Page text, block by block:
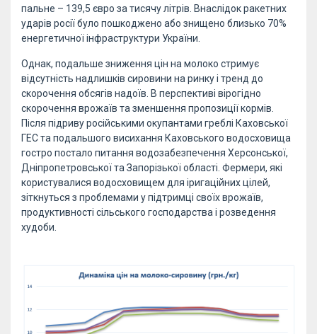
пальне – 139,5 євро за тисячу літрів. Внаслідок ракетних
ударів росії було пошкоджено або знищено близько 70%
енергетичної інфраструктури України.
Однак, подальше зниження цін на молоко стримує
відсутність надлишків сировини на ринку і тренд до
скорочення обсягів надоїв. В перспективі вірогідно
скорочення врожаїв та зменшення пропозиції кормів.
Після підриву російськими окупантами греблі Каховської
ГEC та подальшого висихання Каховського водосховища
гостро постало питання водозабезпечення Херсонської,
Дніпропетровської та Запорізької області. Фермери, які
користувалися водосховищем для іригаційних цілей,
зіткнуться з проблемами у підтримці своїх врожаїв,
продуктивності сільського господарства і розведення
худоби.